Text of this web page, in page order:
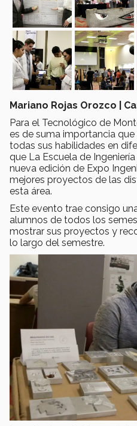
Mariano Rojas Orozco |
Para el Tecnológico de
es de suma importancia
todas sus habilidades en
que La Escuela de
nueva edición de Expo
mejores proyectos de las
esta área.
Este evento trae consigo
alumnos de todos los
mostrar sus proyectos y
lo largo del semestre.